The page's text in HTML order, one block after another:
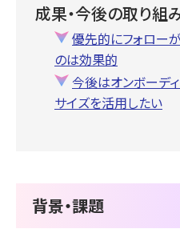
成果・今後の取り組
優先的にフォロー
のは効果的
今後はオンボーデ
サイズを活用したい
背景・課題